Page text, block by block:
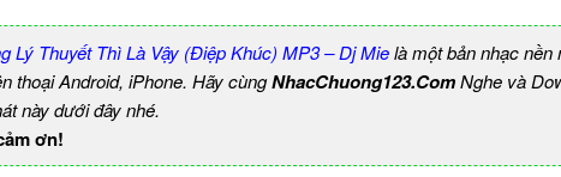
Lý Thuyết Thì Là Vậy (Điệp Khúc) MP3 – Dj Mielà một bản nhạc nền
thoại Android, iPhone. Hãy cùngNhacChuong123.ComNghe và
này dưới đây nhé.
ơn!